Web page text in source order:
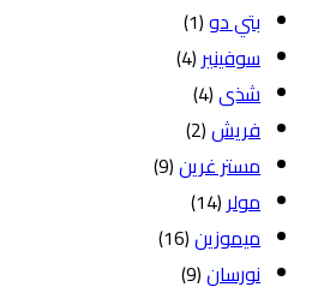
بتي دو(1)
سوفينير (4)
شذى(4)
فريش(2)
مستر غرين(9)
مولر (14)
ميموزين(16)
نورسان(9)